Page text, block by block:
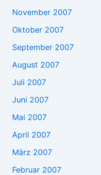
November 2007
Oktober 2007
September 2007
August 2007
Juli 2007
Juni 2007
Mai 2007
April 2007
März 2007
Februar 2007